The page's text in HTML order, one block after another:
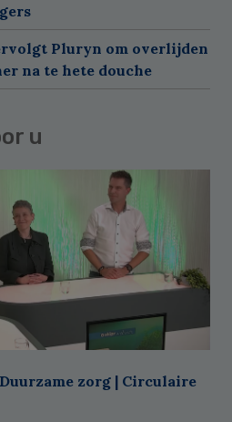
Pluryn om overlijden
na te hete douche
u
zorg | Circulaire